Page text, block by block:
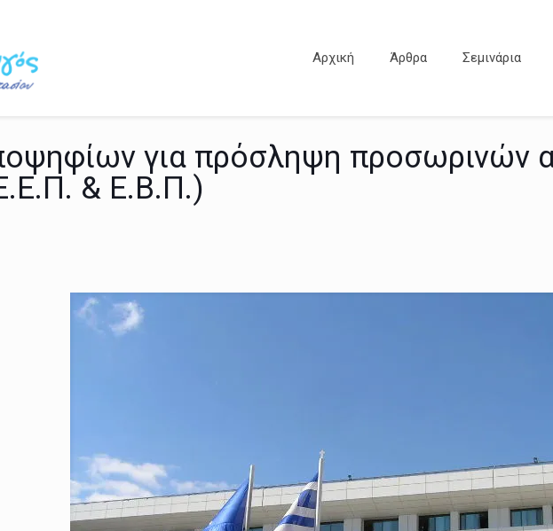
Αρχική Άρθρα Σεμινάρια
για πρόσληψη προσωρινών
& Ε.Β.Π.)